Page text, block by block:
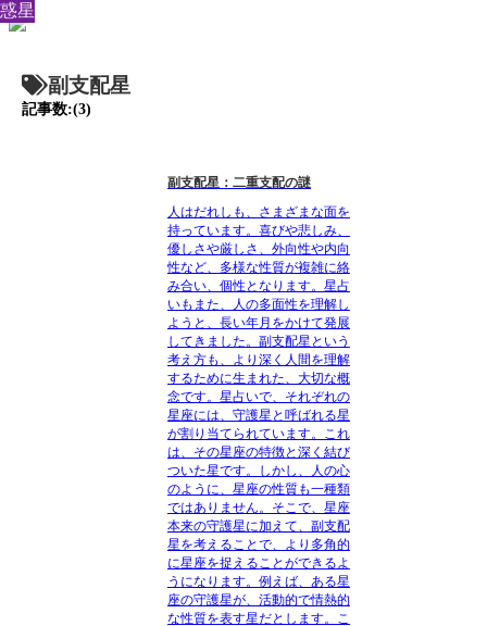
副支配星
記事数:(3)
惑星
副支配星：二重支配の謎
人はだれしも、さまざまな面を
持っています。喜びや悲しみ、
優しさや厳しさ、外向性や内向
性など、多様な性質が複雑に絡
み合い、個性となります。星占
いもまた、人の多面性を理解し
ようと、長い年月をかけて発展
してきました。副支配星という
考え方も、より深く人間を理解
するために生まれた、大切な概
念です。星占いで、それぞれの
星座には、守護星と呼ばれる星
が割り当てられています。これ
は、その星座の特徴と深く結び
ついた星です。しかし、人の心
のように、星座の性質も一種類
ではありません。そこで、星座
本来の守護星に加えて、副支配
星を考えることで、より多角的
に星座を捉えることができるよ
うになります。例えば、ある星
座の守護星が、活動的で情熱的
な性質を表す星だとします。こ
技法
惑星